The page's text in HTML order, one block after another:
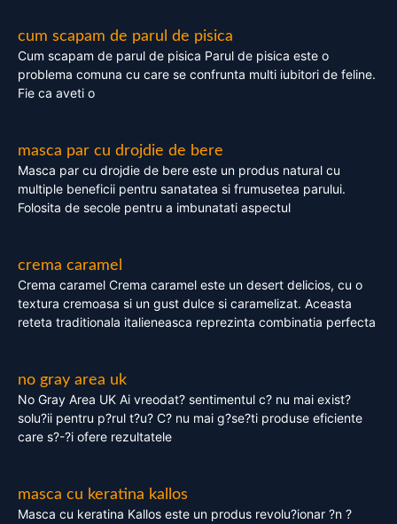
cum scapam de parul de pisica
Cum scapam de parul de pisica Parul de pisica este o
problema comuna cu care se confrunta multi iubitori de feline.
Fie ca aveti o
masca par cu drojdie de bere
Masca par cu drojdie de bere este un produs natural cu
multiple beneficii pentru sanatatea si frumusetea parului.
Folosita de secole pentru a imbunatati aspectul
crema caramel
Crema caramel Crema caramel este un desert delicios, cu o
textura cremoasa si un gust dulce si caramelizat. Aceasta
reteta traditionala italieneasca reprezinta combinatia perfecta
no gray area uk
No Gray Area UK Ai vreodat? sentimentul c? nu mai exist?
solu?ii pentru p?rul t?u? C? nu mai g?se?ti produse eficiente
care s?-?i ofere rezultatele
masca cu keratina kallos
Masca cu keratina Kallos este un produs revolu?ionar ?n ?